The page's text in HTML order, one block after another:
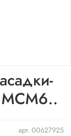
арт. 00627925